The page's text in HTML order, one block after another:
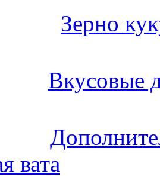
Зерно
Вкусовые
вата